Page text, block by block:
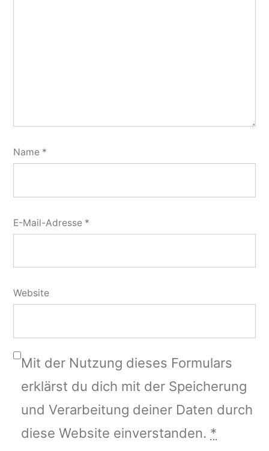
Name *
E-Mail-Adresse *
Website
Mit der Nutzung dieses Formulars
erklärst du dich mit der Speicherung
und Verarbeitung deiner Daten durch
diese Website einverstanden. *